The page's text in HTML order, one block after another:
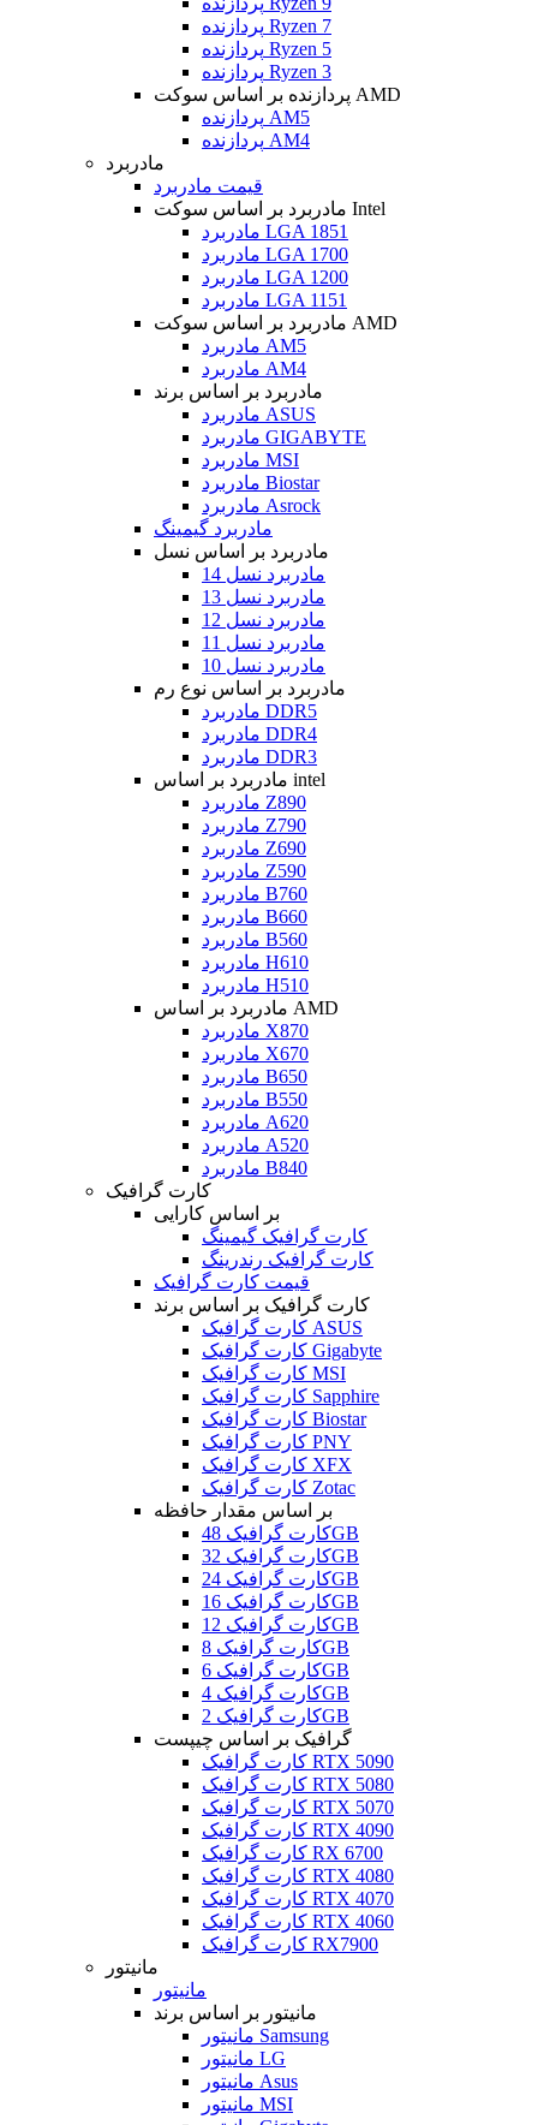
پردازنده Ryzen 7
پردازنده Ryzen 5
پردازنده Ryzen 3
پردازنده بر اساس سوکت AMD
پردازنده AM5
پردازنده AM4
مادربرد
قیمت مادربرد
مادربرد بر اساس سوکت Intel
مادربرد LGA 1851
مادربرد LGA 1700
مادربرد LGA 1200
مادربرد LGA 1151
مادربرد بر اساس سوکت AMD
مادربرد AM5
مادربرد AM4
مادربرد بر اساس برند
مادربرد ASUS
مادربرد GIGABYTE
مادربرد MSI
مادربرد Biostar
مادربرد Asrock
مادربرد گیمینگ
مادربرد بر اساس نسل
مادربرد نسل 14
مادربرد نسل 13
مادربرد نسل 12
مادربرد نسل 11
مادربرد نسل 10
مادربرد بر اساس نوع رم
مادربرد DDR5
مادربرد DDR4
مادربرد DDR3
مادربرد بر اساس intel
مادربرد Z890
مادربرد Z790
مادربرد Z690
مادربرد Z590
مادربرد B760
مادربرد B660
مادربرد B560
مادربرد H610
مادربرد H510
مادربرد بر اساس AMD
مادربرد X870
مادربرد X670
مادربرد B650
مادربرد B550
مادربرد A620
مادربرد A520
مادربرد B840
کارت گرافیک
بر اساس کارایی
کارت گرافیک گیمینگ
کارت گرافیک رندرینگ
قیمت کارت گرافیک
کارت گرافیک بر اساس برند
کارت گرافیک ASUS
کارت گرافیک Gigabyte
کارت گرافیک MSI
کارت گرافیک Sapphire
کارت گرافیک Biostar
کارت گرافیک PNY
کارت گرافیک XFX
کارت گرافیک Zotac
بر اساس مقدار حافظه
کارت گرافیک 48GB
کارت گرافیک 32GB
کارت گرافیک 24GB
کارت گرافیک 16GB
کارت گرافیک 12GB
کارت گرافیک 8GB
کارت گرافیک 6GB
کارت گرافیک 4GB
کارت گرافیک 2GB
گرافیک بر اساس چیپست
کارت گرافیک RTX 5090
کارت گرافیک RTX 5080
کارت گرافیک RTX 5070
کارت گرافیک RTX 4090
کارت گرافیک RX 6700
کارت گرافیک RTX 4080
کارت گرافیک RTX 4070
کارت گرافیک RTX 4060
کارت گرافیک RX7900
مانیتور
مانیتور
مانیتور بر اساس برند
مانیتور Samsung
مانیتور LG
مانیتور Asus
مانیتور MSI